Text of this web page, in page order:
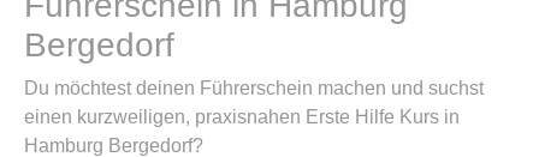
Bergedorf
Du möchtest deinen Führerschein machen und suchst
einen kurzweiligen, praxisnahen Erste Hilfe Kurs in
Hamburg Bergedorf?